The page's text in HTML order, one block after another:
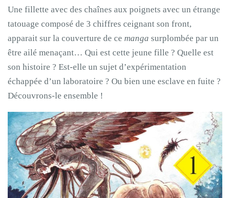
Une fillette avec des chaînes aux poignets avec un étrange
tatouage composé de 3 chiffres ceignant son front,
apparait sur la couverture de ce manga surplombée par un
être ailé menaçant… Qui est cette jeune fille ? Quelle est
son histoire ? Est-elle un sujet d’expérimentation
échappée d’un laboratoire ? Ou bien une esclave en fuite ?
Découvrons-le ensemble !